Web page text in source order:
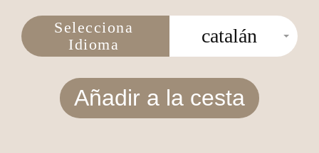
Selecciona
Idioma
catalán
Añadir a la cesta